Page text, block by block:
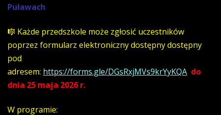
Puławach
🎼 Każde przedszkole może zgłosić uczestników
poprzez formularz elektroniczny dostępny dostępny
pod
adresem: https://forms.gle/DGsRxjMVs9krYyKQA do
dnia 25 maja 2026 r.
W programie: